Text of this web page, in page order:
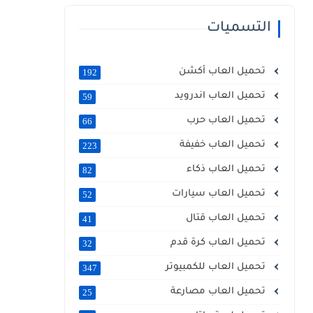
التسميات
تحميل العاب أكشن 192
تحميل العاب اندرويد 59
تحميل العاب حرب 66
تحميل العاب خفيفة 223
تحميل العاب ذكاء 82
تحميل العاب سيارات 52
تحميل العاب قتال 41
تحميل العاب كرة قدم 32
تحميل العاب للكمبيوتر 347
تحميل العاب مصارعة 25